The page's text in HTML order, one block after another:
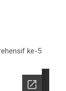
ke-5